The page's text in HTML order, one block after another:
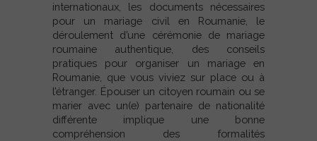
internationaux, les documents nécessaires
pour un mariage civil en Roumanie, le
déroulement d’une cérémonie de mariage
roumaine authentique, des conseils
pratiques pour organiser un mariage en
Roumanie, que vous viviez sur place ou à
l’étranger. Épouser un citoyen roumain ou se
marier avec un(e) partenaire de nationalité
différente implique une bonne
compréhension des formalités